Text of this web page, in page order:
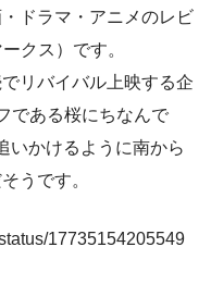
ドラマ・アニメのレビ
クス）です。
リバイバル上映する企
である桜にちなんで
いかけるように南から
うです。
17735154205549